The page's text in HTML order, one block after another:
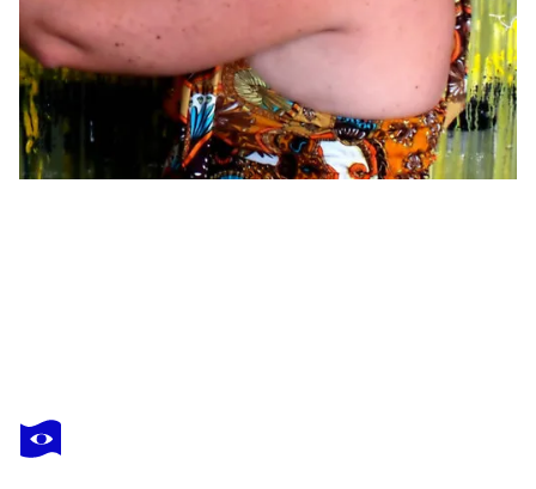
CARLA SÁ FERNANDES
The Emotional Creation #248